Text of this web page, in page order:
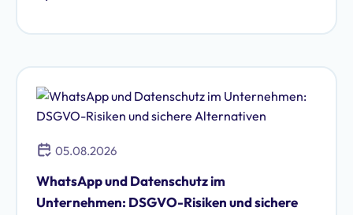
05.08.2026
WhatsApp und Datenschutz im
Unternehmen: DSGVO-Risiken und sichere